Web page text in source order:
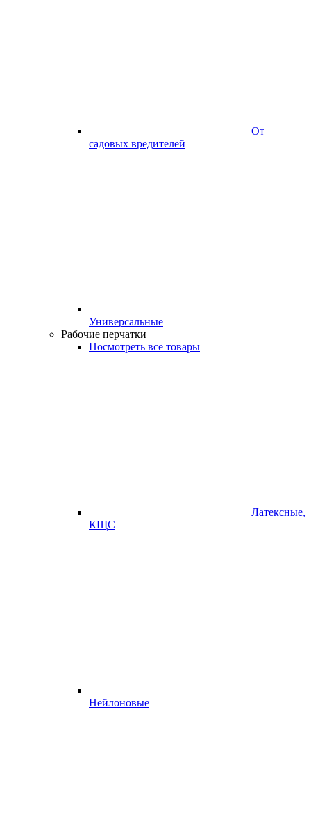
От
садовых вредителей
Универсальные
Рабочие перчатки
Посмотреть все товары
Латексные,
КЩС
Нейлоновые